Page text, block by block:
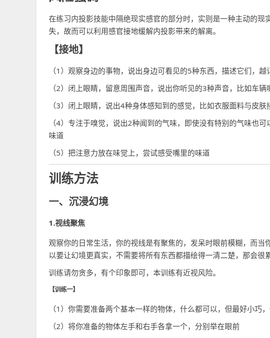
在练习内投影技能中隔绝现实感官的部分时，实则是一种主动的
失，故而可以利用感官接地缓解内投影带来的解离。
【接地】
（1）观察身边的事物，说出身边可看见的5种东西，描述它们，
（2）闭上眼睛，留意周围声音，说出你听见的3种声音，比如车
（3）闭上眼睛，说出4种身体感知到的感觉，比如衣服面料与皮
（4）专注于嗅觉，说出2种闻到的气味，即使没有特别的气味也
味道
（5）把注意力放在味觉上，尝试感受嘴里的味道
训练方法
一、沉浸幻境
1.视线聚焦
观察你的日常生活，你的视线是有聚焦的，发呆时眼前模糊，而
以要让幻境更真实，不需要将所有东西都描绘得一清二楚，那会很
训练请勿贪多，有个印象即可，本训练有近视风险。
【训练一】
（1）你需要准备两个基本一样的物体，什么都可以，但最好小巧
（2）将你准备的物体左手和右手各拿一个，分别举在眼前